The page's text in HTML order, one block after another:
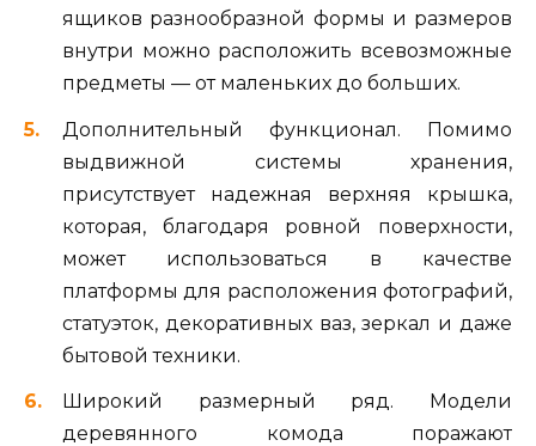
ящиков разнообразной формы и размеров
внутри можно расположить всевозможные
предметы — от маленьких до больших.
Дополнительный функционал. Помимо
выдвижной системы хранения,
присутствует надежная верхняя крышка,
которая, благодаря ровной поверхности,
может использоваться в качестве
платформы для расположения фотографий,
статуэток, декоративных ваз, зеркал и даже
бытовой техники.
Широкий размерный ряд. Модели
деревянного комода поражают